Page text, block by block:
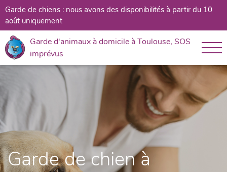
Garde de chiens : nous avons des disponibilités à partir du 10
août uniquement
Garde d'animaux à domicile à Toulouse, SOS
imprévus
Garde de chien à